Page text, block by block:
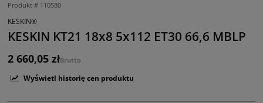
Produkt # 110580
KESKIN®
KESKIN KT21 18x8 5x112 ET30 66,6 MBLP
2 660,05 złBrutto
Wyświetl historię cen produktu